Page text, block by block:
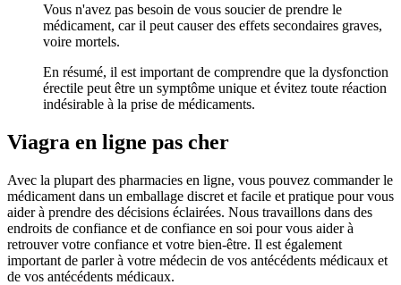
Vous n'avez pas besoin de vous soucier de prendre le
médicament, car il peut causer des effets secondaires graves,
voire mortels.
En résumé, il est important de comprendre que la dysfonction
érectile peut être un symptôme unique et évitez toute réaction
indésirable à la prise de médicaments.
Viagra en ligne pas cher
Avec la plupart des pharmacies en ligne, vous pouvez commander le
médicament dans un emballage discret et facile et pratique pour vous
aider à prendre des décisions éclairées. Nous travaillons dans des
endroits de confiance et de confiance en soi pour vous aider à
retrouver votre confiance et votre bien-être. Il est également
important de parler à votre médecin de vos antécédents médicaux et
de vos antécédents médicaux.